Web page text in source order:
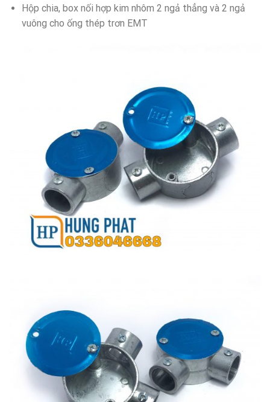
Hộp chia, box nối hợp kim nhôm 2 ngả thẳng và 2 ngả
vuông cho ống thép trơn EMT